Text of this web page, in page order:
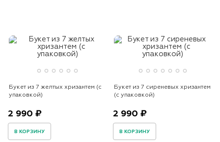
Букет из 7 желтых хризантем (с
упаковкой)
2 990 ₽
В КОРЗИНУ
Букет из 7 сиреневых хризантем
(с упаковкой)
2 990 ₽
В КОРЗИНУ